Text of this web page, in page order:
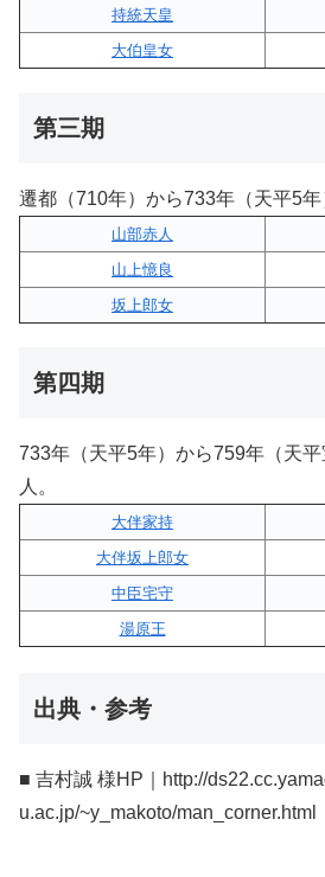
持統天皇
大伯皇女
第三期
遷都（710年）から733年（天平5年
山部赤人
山上憶良
坂上郎女
第四期
733年（天平5年）から759年（天
人。
大伴家持
大伴坂上郎女
中臣宅守
湯原王
出典・参考
■ 吉村誠 様HP｜http://
u.ac.jp/~y_makoto/man_corner.html